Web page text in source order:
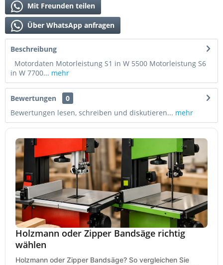
Mit Freunden teilen
Über WhatsApp anfragen
Beschreibung
Motordaten Motorleistung S1 in W 5500 Motorleistung S6
in W 7700... mehr
Bewertungen
0
Bewertungen lesen, schreiben und diskutieren... mehr
Holzmann oder Zipper Bandsäge richtig
wählen
Holzmann oder Zipper Bandsäge? So vergleichen Sie